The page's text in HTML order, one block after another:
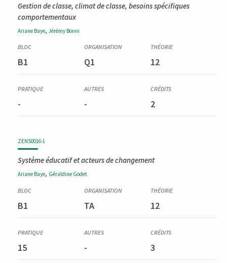
Gestion de classe, climat de classe, besoins spécifiques
comportementaux
Ariane Baye, Jérémy Bonni
B1 Q1 12
- - 2
ZENS0016-1
Système éducatif et acteurs de changement
Ariane Baye, Géraldine Godet
B1 TA 12
15 - 3